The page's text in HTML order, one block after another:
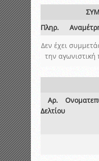
Πληρ.
Δεν έχει
την αγωνιστική
Αρ.
Δελτίου